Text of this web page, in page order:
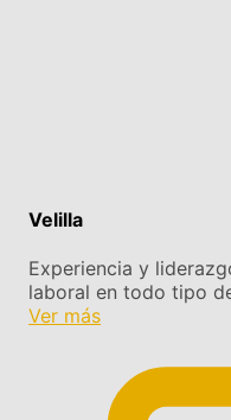
Velilla
Experiencia y
laboral en todo tipo
Ver más